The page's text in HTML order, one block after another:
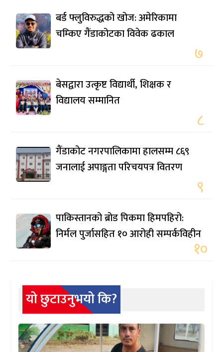
बर्ड फ्लुविरुद्धको खोज: अमेरिकामा
चम्किए गैंडाकोटका विवेक ढकाल
७
बेसद्वारा उत्कृष्ट विद्यार्थी, शिक्षक र
विद्यालय सम्मानित
८
गैंडाकोट नगरपालिकामा हालसम्म ८६९
जनालाई अपाङ्गता परिचयपत्र वितरण
९
पाकिस्तानको ब्रोड पिकमा हिमपहिरो:
निर्मल पुर्जासहित १० आरोही सम्पर्कविहीन
१०
यो छुटाउनुभयो कि?